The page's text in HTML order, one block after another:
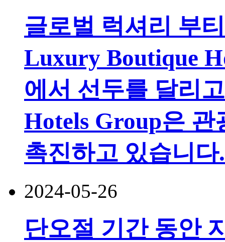
글로벌 럭셔리 부
Luxury Boutique
에서 선두를 달리
Hotels Group은 관
촉진하고 있습니다.
2024-05-26
단오절 기간 동안